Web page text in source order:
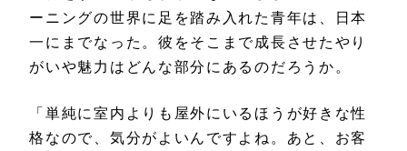
ーニングの世界に足を踏み入れた青年は、日本
一にまでなった。彼をそこまで成長させたやり
がいや魅力はどんな部分にあるのだろうか。
「単純に室内よりも屋外にいるほうが好きな性
格なので、気分がよいんですよね。あと、お客